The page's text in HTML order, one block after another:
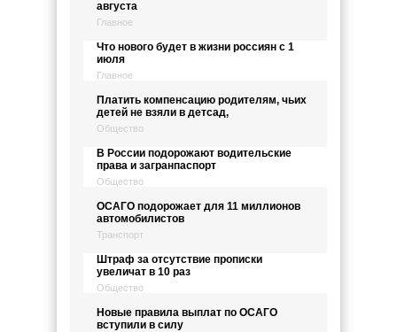
августа
Главное
Что нового будет в жизни россиян с 1
июля
Главное
Платить компенсацию родителям, чьих
детей не взяли в детсад,
Общество
В России подорожают водительские
права и загранпаспорт
Общество
ОСАГО подорожает для 11 миллионов
автомобилистов
Транспорт
Штраф за отсутствие прописки
увеличат в 10 раз
Общество
Новые правила выплат по ОСАГО
вступили в силу